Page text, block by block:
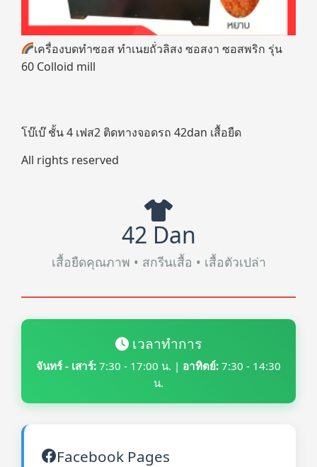
เครื่องบดทำซอส ทำเนยถั่วลิสง ซอสงา ซอสพริก รุ่น
60 Colloid mill
โบ๊เบ๊ ชั้น 4 เฟส2 ติดทางจอดรถ 42dan เสื้อยืด
All rights reserved
42 Dan
เสื้อยืดคุณภาพ • สกรีนเสื้อ • เสื้อตัวเปล่า
เวลาทำการ
จันทร์ - เสาร์: 7:30 - 17:00 น. | อาทิตย์: 7:30 - 14:30
น.
Facebook Pages